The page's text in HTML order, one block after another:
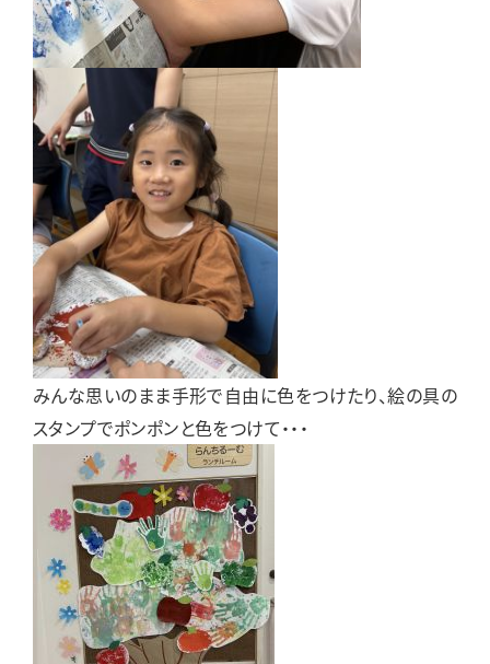
みんな思いのまま手形で自由に色をつけたり、絵の具の
スタンプでポンポンと色をつけて・・・